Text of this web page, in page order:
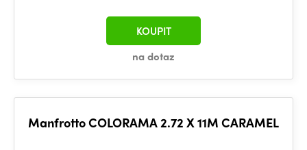
na dotaz
KOUPIT
Manfrotto COLORAMA 2.72 X 11M CARAMEL